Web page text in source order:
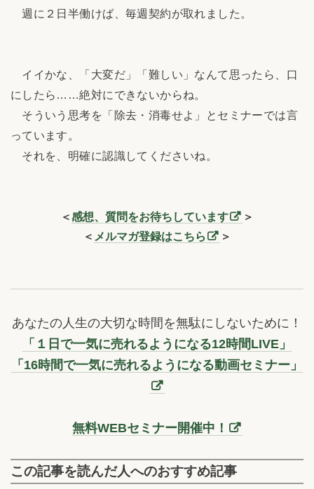
週に２日半働けば、毎週契約が取れました。
イイかな、「大変だ」「難しい」なんて思ったら、口
にしたら……絶対にできないからね。
そういう思考を「除去・消毒せよ」とセミナーでは言
っています。
それを、明確に認識してくださいね。
＜感想、質問をお待ちしています
＞
＜ メルマガ登録はこちら ＞
あなたの人生の大切な時間を無駄にしないために！
「１日で一気に売れるようになる12時間LIVE」
「16時間で一気に売れるようになる動画セミナー」
無料WEBセミナー開催中！
この記事を読んだ人へのおすすめ記事